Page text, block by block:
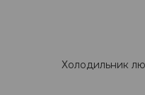
Холодильник